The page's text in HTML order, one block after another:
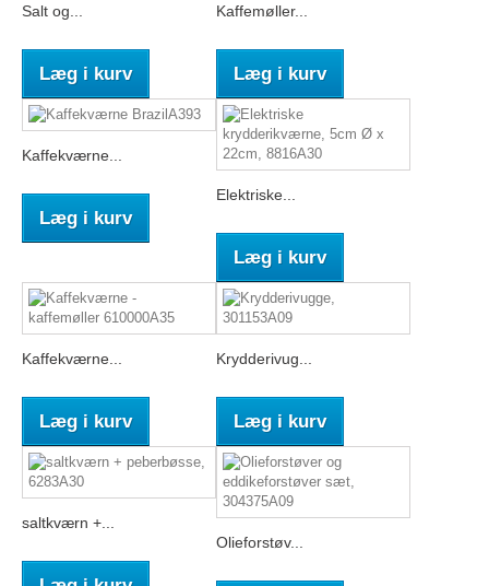
Salt og...
Læg i kurv
Kaffemøller...
Læg i kurv
Kaffekværne...
Læg i kurv
Elektriske...
Læg i kurv
Kaffekværne...
Læg i kurv
Krydderivug...
Læg i kurv
saltkværn +...
Olieforstøv...